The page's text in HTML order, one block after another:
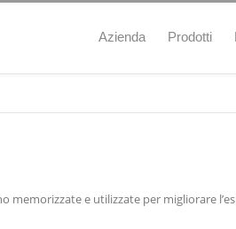
Azienda Prodotti
memorizzate e utilizzate per migliorare